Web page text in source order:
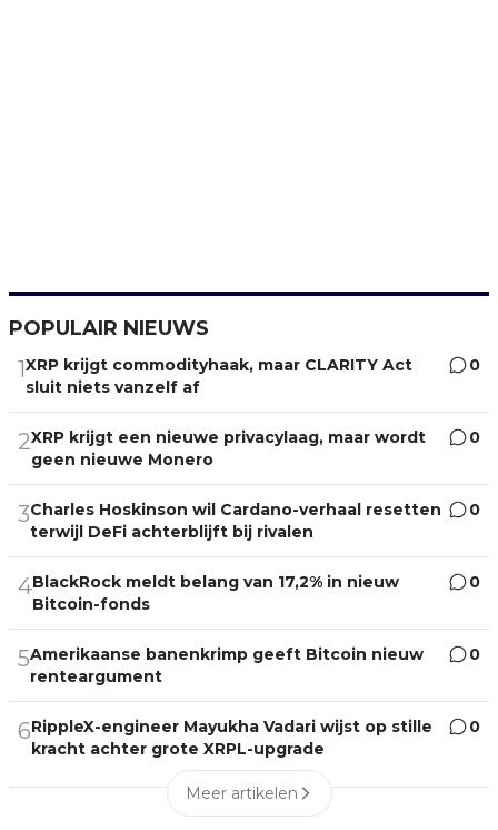
POPULAIR NIEUWS
1XRP krijgt commodityhaak, maar CLARITY Act
sluit niets vanzelf af
0
2XRP krijgt een nieuwe privacylaag, maar wordt
geen nieuwe Monero
0
3Charles Hoskinson wil Cardano-verhaal resetten
terwijl DeFi achterblijft bij rivalen
0
4BlackRock meldt belang van 17,2% in nieuw
Bitcoin-fonds
0
5Amerikaanse banenkrimp geeft Bitcoin nieuw
renteargument
0
6RippleX-engineer Mayukha Vadari wijst op stille
kracht achter grote XRPL-upgrade
0
Meer artikelen